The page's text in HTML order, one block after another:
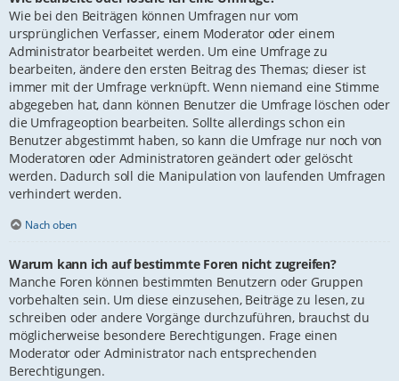
Wie bei den Beiträgen können Umfragen nur vom
ursprünglichen Verfasser, einem Moderator oder einem
Administrator bearbeitet werden. Um eine Umfrage zu
bearbeiten, ändere den ersten Beitrag des Themas; dieser ist
immer mit der Umfrage verknüpft. Wenn niemand eine Stimme
abgegeben hat, dann können Benutzer die Umfrage löschen oder
die Umfrageoption bearbeiten. Sollte allerdings schon ein
Benutzer abgestimmt haben, so kann die Umfrage nur noch von
Moderatoren oder Administratoren geändert oder gelöscht
werden. Dadurch soll die Manipulation von laufenden Umfragen
verhindert werden.
Nach oben
Warum kann ich auf bestimmte Foren nicht zugreifen?
Manche Foren können bestimmten Benutzern oder Gruppen
vorbehalten sein. Um diese einzusehen, Beiträge zu lesen, zu
schreiben oder andere Vorgänge durchzuführen, brauchst du
möglicherweise besondere Berechtigungen. Frage einen
Moderator oder Administrator nach entsprechenden
Berechtigungen.